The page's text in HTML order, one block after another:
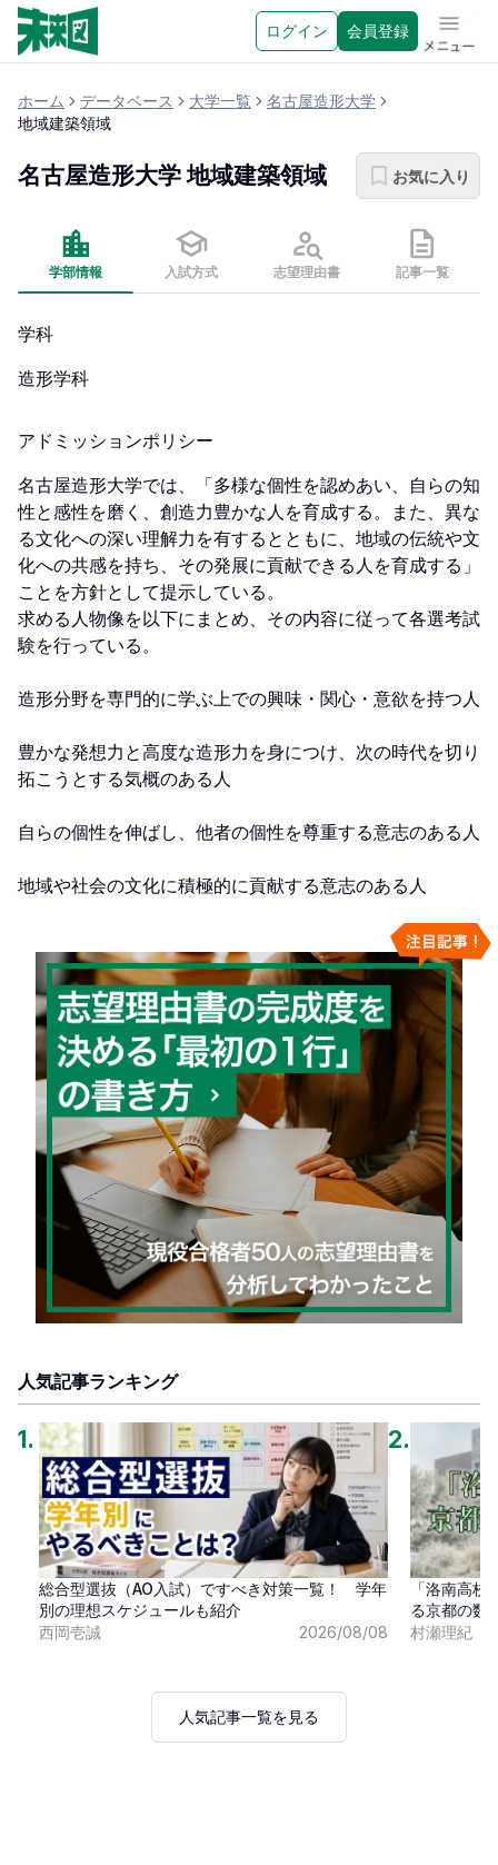
ログイン 会員登録 メニュ
ホーム データベース 大学一覧
名古屋造形大学
地域建築領域
名古屋造形大学 地域建築領域 お気に入り
学部情報 入試方式 志望理由書 記事一覧
学科
造形学科
アドミッションポリシー
名古屋造形大学では、「多様な個性を認めあい、自らの知
性と感性を磨く、創造力豊かな人を育成する。また、異な
る文化への深い理解力を有するとともに、地域の伝統や文
化への共感を持ち、その発展に貢献できる人を育成する」
ことを方針として提示している。
求める人物像を以下にまとめ、その内容に従って各選考試
験を行っている。
造形分野を専門的に学ぶ上での興味・関心・意欲を持つ人
豊かな発想力と高度な造形力を身につけ、次の時代を切り
拓こうとする気概のある人
自らの個性を伸ばし、他者の個性を尊重する意志のある人
地域や社会の文化に積極的に貢献する意志のある人
人気記事ランキング
1 .
総合型選抜（AO入試）ですべき対策一覧！ 学年
別の理想スケジュールも紹介
西岡壱誠
2026/08/08
2.
「洛南高
る京都の数
村瀬理紀
人気記事一覧を見る